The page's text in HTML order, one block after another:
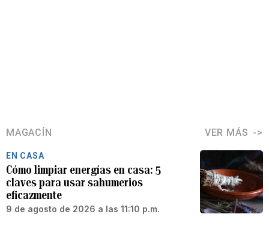
MAGACÍN VER MÁS
EN CASA
Cómo limpiar energías en casa: 5
claves para usar sahumerios
eficazmente
9 de agosto de 2026 a las 11:10 p.m.